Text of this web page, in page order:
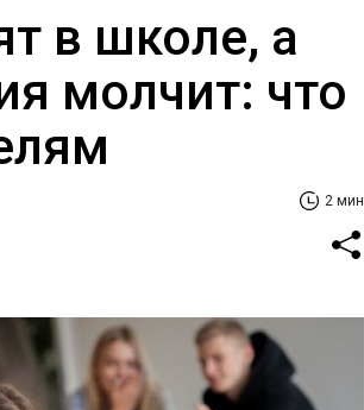
в школе, а
молчит: что
2 мин